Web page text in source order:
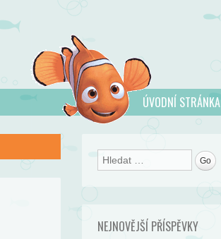
ÚVODNÍ STRÁNKA
Search
NEJNOVĚJŠÍ PŘÍSPĚVKY